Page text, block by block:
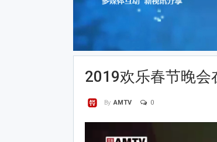
2019欢乐春节晚会
By AMTV 0